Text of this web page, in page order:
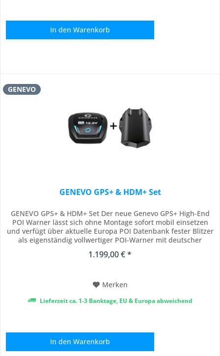
In den Warenkorb
GENEVO
GENEVO GPS+ & HDM+ Set
GENEVO GPS+ & HDM+ Set Der neue Genevo GPS+ High-End
POI Warner lässt sich ohne Montage sofort mobil einsetzen
und verfügt über aktuelle Europa POI Datenbank fester Blitzer
als eigenständig vollwertiger POI-Warner mit deutscher
am Matrix Display über Gefahren bestens informiert. (POI
1.199,00 € *
Merken
Lieferzeit ca. 1-3 Banktage, EU & Europa abweichend
In den Warenkorb